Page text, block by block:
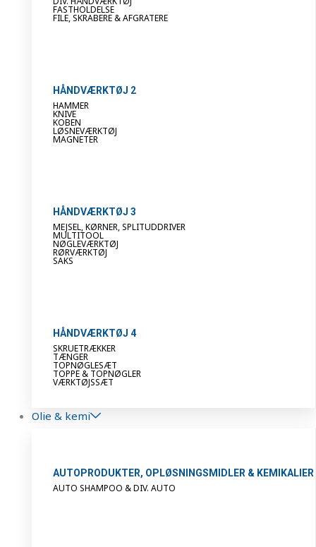
FASTHOLDELSE
FILE, SKRABERE & AFGRATERE
HÅNDVÆRKTØJ 2
HAMMER
KNIVE
KOBEN
LØSNEVÆRKTØJ
MAGNETER
HÅNDVÆRKTØJ 3
MEJSEL, KØRNER, SPLITUDDRIVER
MULTITOOL
NØGLEVÆRKTØJ
RØRVÆRKTØJ
SAKS
HÅNDVÆRKTØJ 4
SKRUETRÆKKER
TÆNGER
TOPNØGLESÆT
TOPPE & TOPNØGLER
VÆRKTØJSSÆT
Olie & kemi
AUTOPRODUKTER, OPLØSNINGSMIDLER & KEMIKALIER
AUTO SHAMPOO & DIV. AUTO